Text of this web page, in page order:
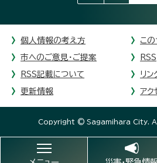
個人情報の考え方 この
市へのご意見・ご提案 RSS
RSS記載について リン
更新情報 アク
Copyright © Sagamihara City.